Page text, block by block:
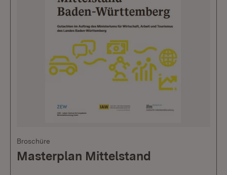
Broschüre
Masterplan Mittelstand